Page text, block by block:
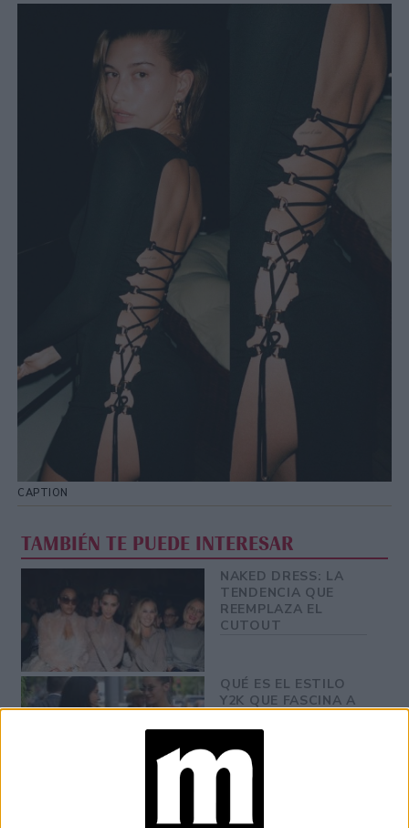
CAPTION
TAMBIÉN TE PUEDE INTERESAR
NAKED DRESS: LA
TENDENCIA QUE
REEMPLAZA EL
CUTOUT
QUÉ ES EL ESTILO
Y2K QUE FASCINA A
GENERACIONES
Y POR QUÉ SON